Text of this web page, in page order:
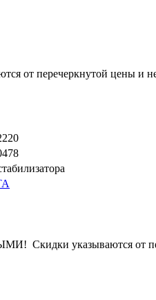
перечеркнутой цены и не
указываются от